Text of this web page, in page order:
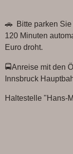
b
o
k
s
A
p
p
🚗 Bitte parken Sie
120 Minuten
Euro droht.
🚍Anreise mit den
Innsbruck
Haltestelle "Hans-